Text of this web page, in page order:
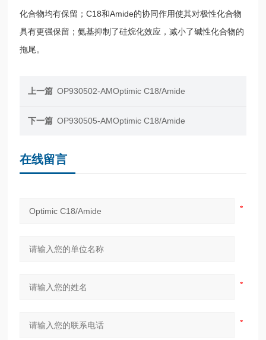
化合物均有保留；C18和Amide的协同作用使其对极性化合物
具有更强保留；氨基抑制了硅烷化效应，减小了碱性化合物的
拖尾。
上一篇 OP930502-AMOptimic C18/Amide
下一篇 OP930505-AMOptimic C18/Amide
在线留言